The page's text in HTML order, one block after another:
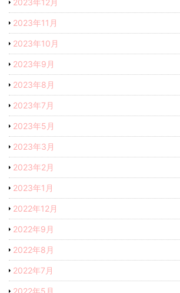
2023年12月
2023年11月
2023年10月
2023年9月
2023年8月
2023年7月
2023年5月
2023年3月
2023年2月
2023年1月
2022年12月
2022年9月
2022年8月
2022年7月
2022年5月